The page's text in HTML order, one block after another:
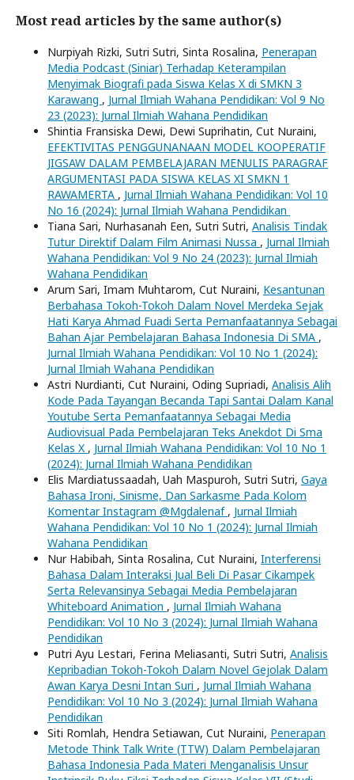
Most read articles by the same author(s)
Nurpiyah Rizki, Sutri Sutri, Sinta Rosalina, Penerapan
Media Podcast (Siniar) Terhadap Keterampilan
Menyimak Biografi pada Siswa Kelas X di SMKN 3
Karawang , Jurnal Ilmiah Wahana Pendidikan: Vol 9 No
23 (2023): Jurnal Ilmiah Wahana Pendidikan
Shintia Fransiska Dewi, Dewi Suprihatin, Cut Nuraini,
EFEKTIVITAS PENGGUNANAAN MODEL KOOPERATIF
JIGSAW DALAM PEMBELAJARAN MENULIS PARAGRAF
ARGUMENTASI PADA SISWA KELAS XI SMKN 1
RAWAMERTA , Jurnal Ilmiah Wahana Pendidikan: Vol 10
No 16 (2024): Jurnal Ilmiah Wahana Pendidikan
Tiana Sari, Nurhasanah Een, Sutri Sutri, Analisis Tindak
Tutur Direktif Dalam Film Animasi Nussa , Jurnal Ilmiah
Wahana Pendidikan: Vol 9 No 24 (2023): Jurnal Ilmiah
Wahana Pendidikan
Arum Sari, Imam Muhtarom, Cut Nuraini, Kesantunan
Berbahasa Tokoh-Tokoh Dalam Novel Merdeka Sejak
Hati Karya Ahmad Fuadi Serta Pemanfaatannya Sebagai
Bahan Ajar Pembelajaran Bahasa Indonesia Di SMA ,
Jurnal Ilmiah Wahana Pendidikan: Vol 10 No 1 (2024):
Jurnal Ilmiah Wahana Pendidikan
Astri Nurdianti, Cut Nuraini, Oding Supriadi, Analisis Alih
Kode Pada Tayangan Becanda Tapi Santai Dalam Kanal
Youtube Serta Pemanfaatannya Sebagai Media
Audiovisual Pada Pembelajaran Teks Anekdot Di Sma
Kelas X , Jurnal Ilmiah Wahana Pendidikan: Vol 10 No 1
(2024): Jurnal Ilmiah Wahana Pendidikan
Elis Mardiatussaadah, Uah Maspuroh, Sutri Sutri, Gaya
Bahasa Ironi, Sinisme, Dan Sarkasme Pada Kolom
Komentar Instagram @Mgdalenaf , Jurnal Ilmiah
Wahana Pendidikan: Vol 10 No 1 (2024): Jurnal Ilmiah
Wahana Pendidikan
Nur Habibah, Sinta Rosalina, Cut Nuraini, Interferensi
Bahasa Dalam Interaksi Jual Beli Di Pasar Cikampek
Serta Relevansinya Sebagai Media Pembelajaran
Whiteboard Animation , Jurnal Ilmiah Wahana
Pendidikan: Vol 10 No 3 (2024): Jurnal Ilmiah Wahana
Pendidikan
Putri Ayu Lestari, Ferina Meliasanti, Sutri Sutri, Analisis
Kepribadian Tokoh-Tokoh Dalam Novel Gejolak Dalam
Awan Karya Desni Intan Suri , Jurnal Ilmiah Wahana
Pendidikan: Vol 10 No 3 (2024): Jurnal Ilmiah Wahana
Pendidikan
Siti Romlah, Hendra Setiawan, Cut Nuraini, Penerapan
Metode Think Talk Write (TTW) Dalam Pembelajaran
Bahasa Indonesia Pada Materi Menganalisis Unsur